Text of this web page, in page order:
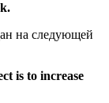
на следующей
is to increase